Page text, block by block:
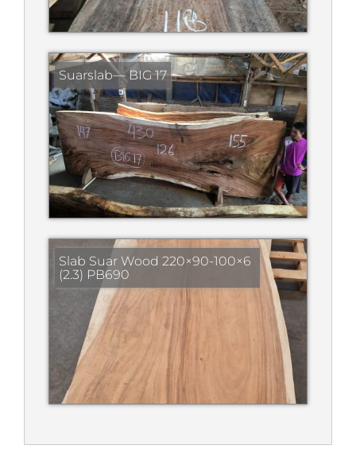
Suarslab— BIG 17
Slab Suar Wood 220×90-100×6
(2.3) PB690